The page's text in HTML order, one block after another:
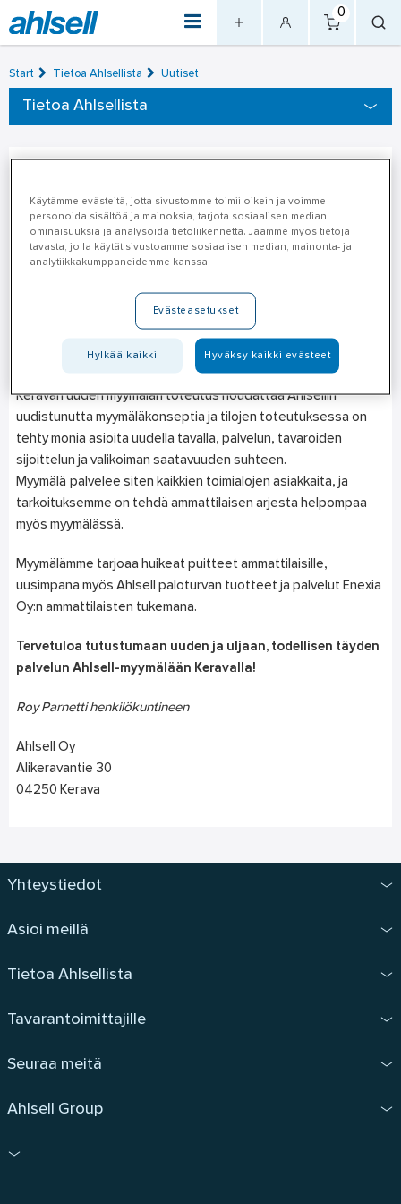
0
Start Tietoa Ahlsellista Uutiset
Tietoa Ahlsellista
ovensa uudessa osoitteessa
AVAJAISVIIKOLLA 14.5.-18.5.2018 MYYMÄLÄ AVOINNA JOKA
Myymälässä on koko viikon huikeita tarjoustuotteita ja tuote-
päivittäin aamupala klo 6.30-9.00
ja lounas klo 10.30-13.00
Keravan uuden myymälän toteutus noudattaa Ahlsellin
uudistunutta myymäläkonseptia ja tilojen toteutuksessa on
tehty monia asioita uudella tavalla, palvelun, tavaroiden
sijoittelun ja valikoiman saatavuuden suhteen.
Myymälä palvelee siten kaikkien toimialojen asiakkaita, ja
tarkoituksemme on tehdä ammattilaisen arjesta helpompaa
myös myymälässä.
Myymälämme tarjoaa huikeat puitteet ammattilaisille,
uusimpana myös Ahlsell paloturvan tuotteet ja palvelut Enexia
Oy:n ammattilaisten tukemana.
Tervetuloa tutustumaan uuden ja uljaan, todellisen täyden
palvelun Ahlsell-myymälään Keravalla!
Roy Parnetti henkilökuntineen
Ahlsell Oy
Alikeravantie 30
04250 Kerava
Yhteystiedot
Asioi meillä
Tietoa Ahlsellista
Tavarantoimittajille
Seuraa meitä
Ahlsell Group
Käytämme evästeitä, jotta sivustomme toimii oikein ja voimme
personoida sisältöä ja mainoksia, tarjota sosiaalisen median
ominaisuuksia ja analysoida tietoliikennettä. Jaamme myös tietoja
tavasta, jolla käytät sivustoamme sosiaalisen median, mainonta- ja
analytiikkakumppaneidemme kanssa.
Evästeasetukset
Hylkää kaikki Hyväksy kaikki evästeet